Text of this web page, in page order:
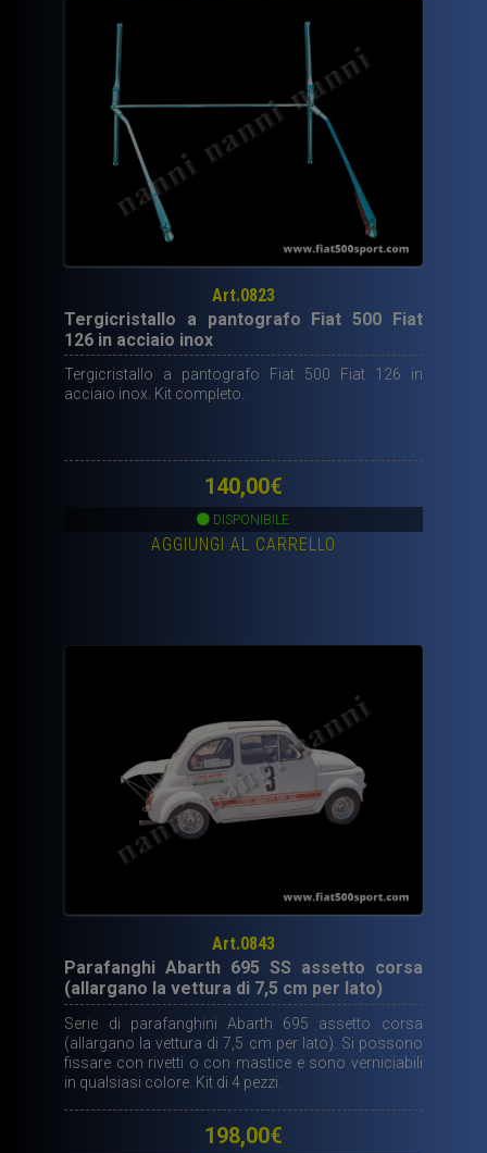
Art.0823
Tergicristallo a pantografo Fiat 500 Fiat
126 in acciaio inox
Tergicristallo a pantografo Fiat 500 Fiat 126 in
acciaio inox. Kit completo.
140,00€
DISPONIBILE
AGGIUNGI AL CARRELLO
Art.0843
Parafanghi Abarth 695 SS assetto corsa
(allargano la vettura di 7,5 cm per lato)
Serie di parafanghini Abarth 695 assetto corsa
(allargano la vettura di 7,5 cm per lato). Si possono
fissare con rivetti o con mastice e sono verniciabili
in qualsiasi colore. Kit di 4 pezzi.
198,00€